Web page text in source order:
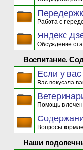
Работа с
Яндекс
Обсуждение
Воспитание.
Если у
Вас покусала
Помощь в
Вопросы
Наши